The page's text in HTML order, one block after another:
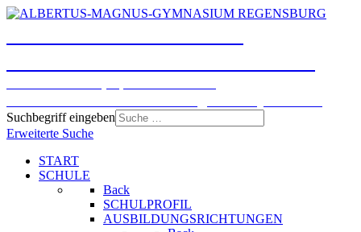
Suchbegriff eingeben
Erweiterte Suche
START
SCHULE
Back
SCHULPROFIL
AUSBILDUNGSRICHTUNGEN